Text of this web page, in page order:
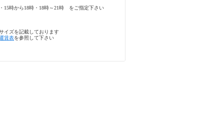
15時から18時・18時～21時 をご指定下さい
イズを記載しております
賃表を参照して下さい